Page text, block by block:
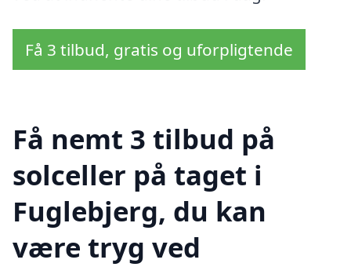
Få 3 tilbud, gratis og uforpligtende
Få nemt 3 tilbud på
solceller på taget i
Fuglebjerg, du kan
være tryg ved